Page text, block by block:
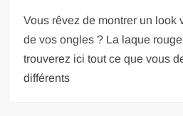
Vous rêvez de montrer un look
de vos ongles ? La laque
trouverez ici tout ce que vous
différents